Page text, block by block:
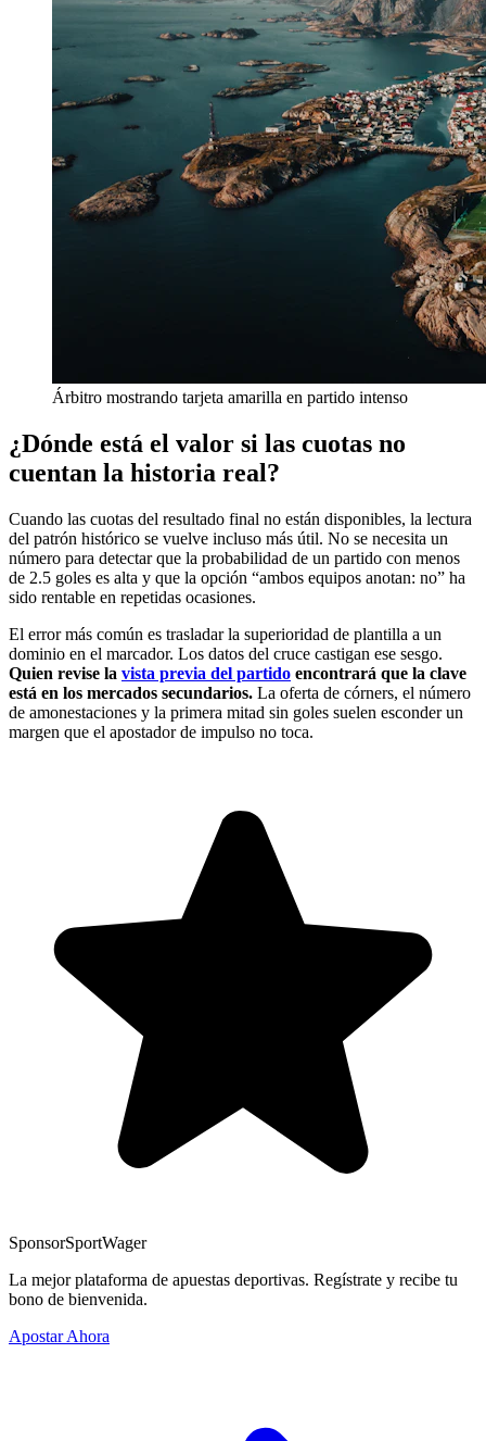
Árbitro mostrando tarjeta amarilla en partido intenso
¿Dónde está el valor si las cuotas no
cuentan la historia real?
Cuando las cuotas del resultado final no están disponibles, la lectura
del patrón histórico se vuelve incluso más útil. No se necesita un
número para detectar que la probabilidad de un partido con menos
de 2.5 goles es alta y que la opción “ambos equipos anotan: no” ha
sido rentable en repetidas ocasiones.
El error más común es trasladar la superioridad de plantilla a un
dominio en el marcador. Los datos del cruce castigan ese sesgo.
Quien revise la vista previa del partido encontrará que la clave
está en los mercados secundarios. La oferta de córners, el número
de amonestaciones y la primera mitad sin goles suelen esconder un
margen que el apostador de impulso no toca.
SponsorSportWager
La mejor plataforma de apuestas deportivas. Regístrate y recibe tu
bono de bienvenida.
Apostar Ahora